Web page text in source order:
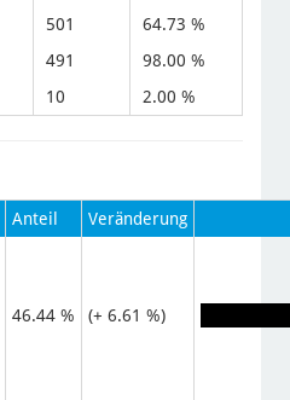
501
64.73 %
491
98.00 %
10 2.00 %
Anteil
Veränderung
46.44 % (+ 6.61 %)